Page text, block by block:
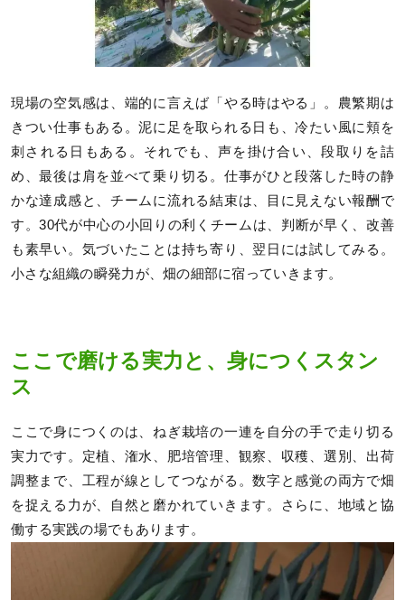
現場の空気感は、端的に言えば「やる時はやる」。農繁期は
きつい仕事もある。泥に足を取られる日も、冷たい風に頬を
刺される日もある。それでも、声を掛け合い、段取りを詰
め、最後は肩を並べて乗り切る。仕事がひと段落した時の静
かな達成感と、チームに流れる結束は、目に見えない報酬で
す。30代が中心の小回りの利くチームは、判断が早く、改善
も素早い。気づいたことは持ち寄り、翌日には試してみる。
小さな組織の瞬発力が、畑の細部に宿っていきます。
ここで磨ける実力と、身につくスタン
ス
ここで身につくのは、ねぎ栽培の一連を自分の手で走り切る
実力です。定植、潅水、肥培管理、観察、収穫、選別、出荷
調整まで、工程が線としてつながる。数字と感覚の両方で畑
を捉える力が、自然と磨かれていきます。さらに、地域と協
働する実践の場でもあります。